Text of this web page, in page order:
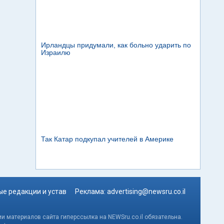
редакции и устав Реклама: advertising@newsru.co.il
сайта гиперссылка на NEWSru.co.il обязательна.